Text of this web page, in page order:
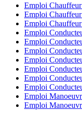
Emploi
Emploi
Emploi
Emploi
Emploi
Emploi
Emploi
Emploi
Emploi
Emploi
Emploi
Emploi